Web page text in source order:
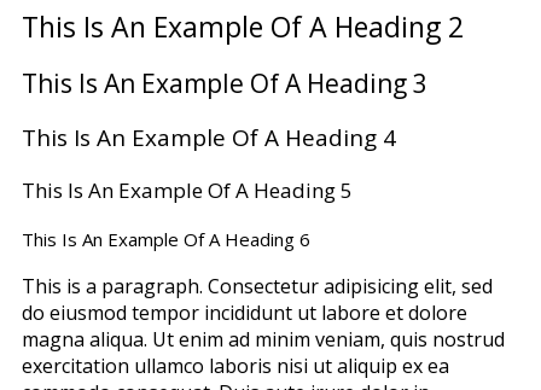
This Is An Example Of A Heading 2
This Is An Example Of A Heading 3
This Is An Example Of A Heading 4
This Is An Example Of A Heading 5
This Is An Example Of A Heading 6
This is a paragraph. Consectetur adipisicing elit, sed
do eiusmod tempor incididunt ut labore et dolore
magna aliqua. Ut enim ad minim veniam, quis nostrud
exercitation ullamco laboris nisi ut aliquip ex ea